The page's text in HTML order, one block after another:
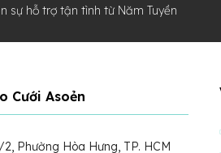
sự hỗ trợ tận tình từ Năm Tuyền
Cưới Asoẻn
Phường Hòa Hưng, TP. HCM